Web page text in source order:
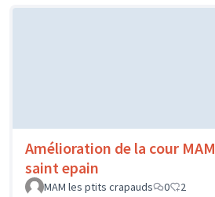
Amélioration de la cour MAM
saint epain
MAM les ptits crapauds
0 2